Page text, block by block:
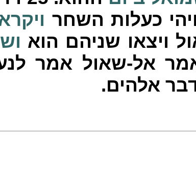
כעלות השחר
ויצאו שניהם הוא
אל-שאול אמר
אלהים.